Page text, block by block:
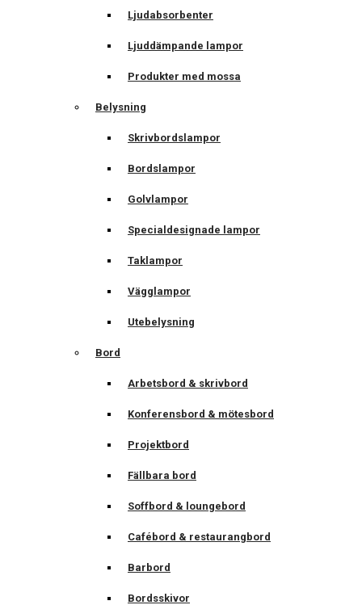
Ljudabsorbenter
Ljuddämpande lampor
Produkter med mossa
Belysning
Skrivbordslampor
Bordslampor
Golvlampor
Specialdesignade lampor
Taklampor
Vägglampor
Utebelysning
Bord
Arbetsbord & skrivbord
Konferensbord & mötesbord
Projektbord
Fällbara bord
Soffbord & loungebord
Cafébord & restaurangbord
Barbord
Bordsskivor